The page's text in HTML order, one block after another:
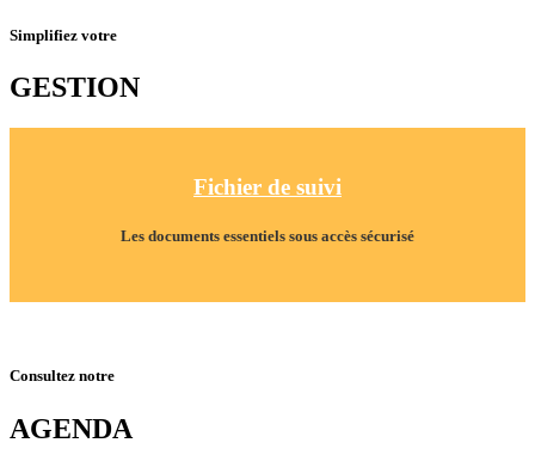
Simplifiez votre
GESTION
Fichier de suivi
Les documents essentiels sous accès sécurisé
Consultez notre
AGENDA